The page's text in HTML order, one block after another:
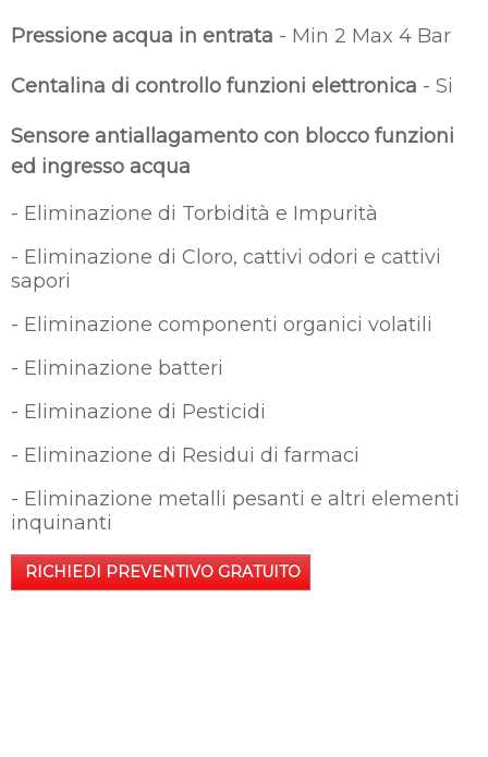
Pressione acqua in entrata - Min 2 Max 4 Bar
Centalina di controllo funzioni elettronica - Si
Sensore antiallagamento con blocco funzioni
ed ingresso acqua
- Eliminazione di Torbidità e Impurità
- Eliminazione di Cloro, cattivi odori e cattivi
sapori
- Eliminazione componenti organici volatili
- Eliminazione batteri
- Eliminazione di Pesticidi
- Eliminazione di Residui di farmaci
- Eliminazione metalli pesanti e altri elementi
inquinanti
RICHIEDI PREVENTIVO GRATUITO